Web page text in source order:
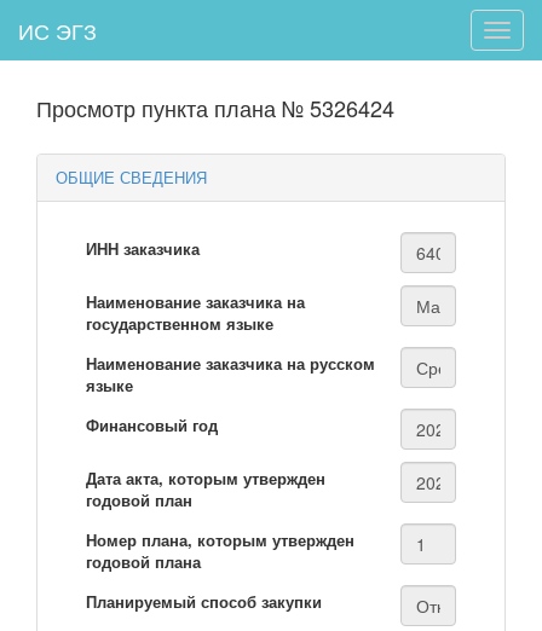
Toggle
ИС ЭГЗ
Просмотр пункта плана № 5326424
ОБЩИЕ СВЕДЕНИЯ
ИНН заказчика
Наименование заказчика на
государственном языке
Наименование заказчика на русском
языке
Финансовый год
Дата акта, которым утвержден
годовой план
Номер плана, которым утвержден
годовой плана
Планируемый способ закупки